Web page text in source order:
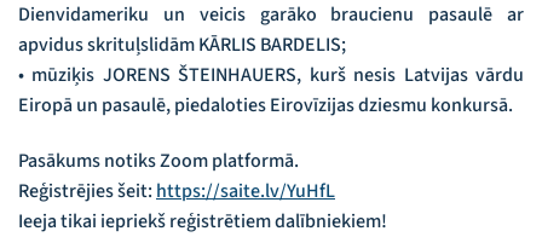
Dienvidameriku un veicis garāko braucienu pasaulē ar
apvidus skrituļslidām KĀRLIS BARDELIS;
• mūziķis JORENS ŠTEINHAUERS, kurš nesis Latvijas vārdu
Eiropā un pasaulē, piedaloties Eirovīzijas dziesmu konkursā.
Pasākums notiks Zoom platformā.
Reģistrējies šeit: https://saite.lv/YuHfL
Ieeja tikai iepriekš reģistrētiem dalībniekiem!